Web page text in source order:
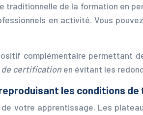
traditionnelle de la formation en
en activité. Vous
complémentaire permettant
certification en évitant les
les conditions de
votre apprentissage. Les